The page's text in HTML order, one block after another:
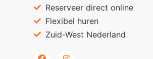
Reserveer direct online
Flexibel huren
Zuid-West Nederland